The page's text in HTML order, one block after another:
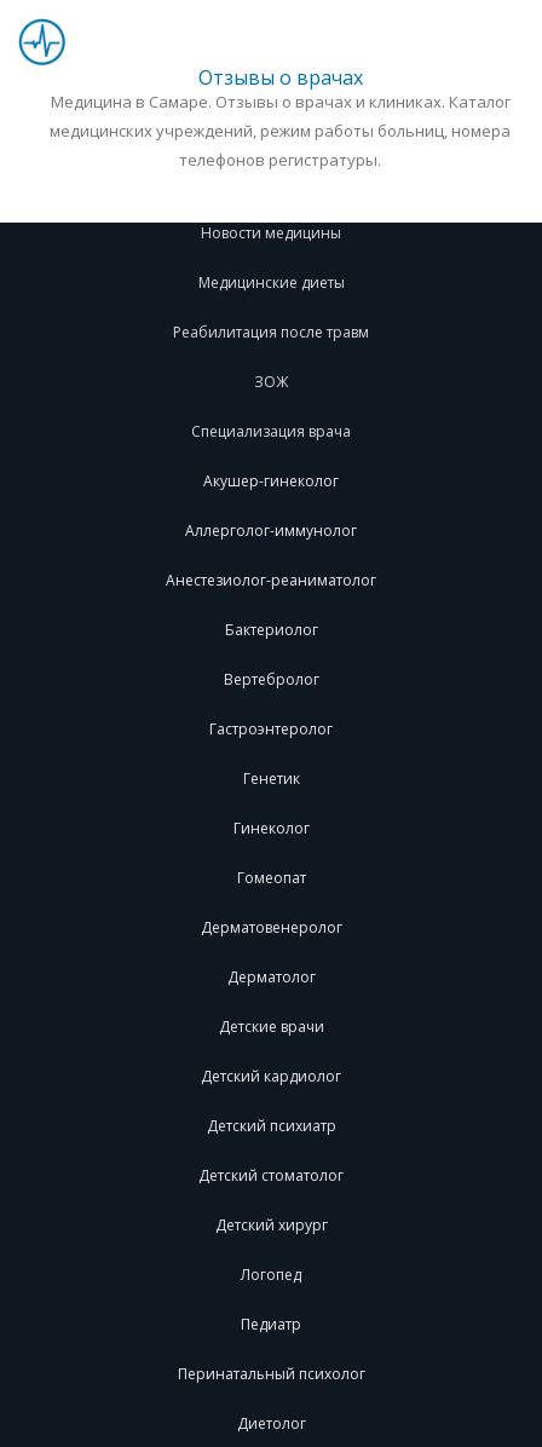
Отзывы о врачах
Медицина в Самаре. Отзывы о врачах и клиниках. Каталог
медицинских учреждений, режим работы больниц, номера
телефонов регистратуры.
Новости медицины
Медицинские диеты
Реабилитация после травм
ЗОЖ
Специализация врача
Акушер-гинеколог
Аллерголог-иммунолог
Анестезиолог-реаниматолог
Бактериолог
Вертебролог
Гастроэнтеролог
Генетик
Гинеколог
Гомеопат
Дерматовенеролог
Дерматолог
Детские врачи
Детский кардиолог
Детский психиатр
Детский стоматолог
Детский хирург
Логопед
Педиатр
Перинатальный психолог
Диетолог